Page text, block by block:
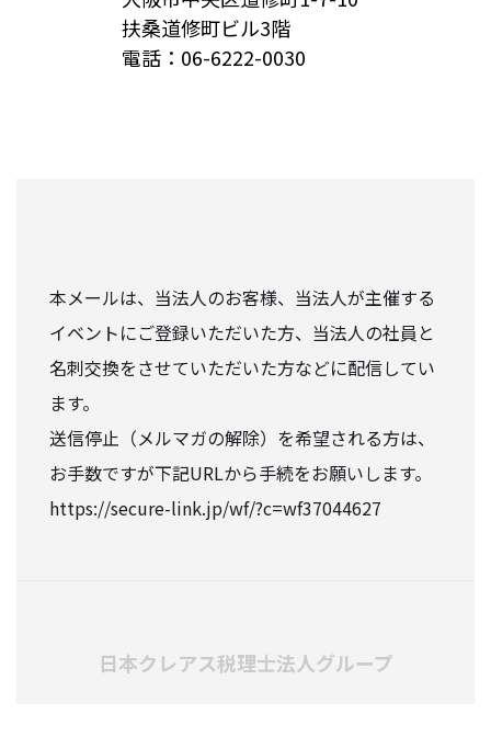
扶桑道修町ビル3階
電話： 06-6222-0030
本メールは、当法人のお客様、当法人が主催する
イベントにご登録いただいた方、当法人の社員と
名刺交換をさせていただいた方などに配信してい
ます。
送信停止（メルマガの解除）を希望される方は、
お手数ですが下記URLから手続をお願いします。
https://secure-link.jp/wf/?c=wf37044627
日本クレアス税理士法人グループ